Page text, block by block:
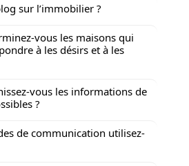
sur l’immobilier ?
vous les maisons qui
à les désirs et à les
vous les informations de
?
de communication utilisez-